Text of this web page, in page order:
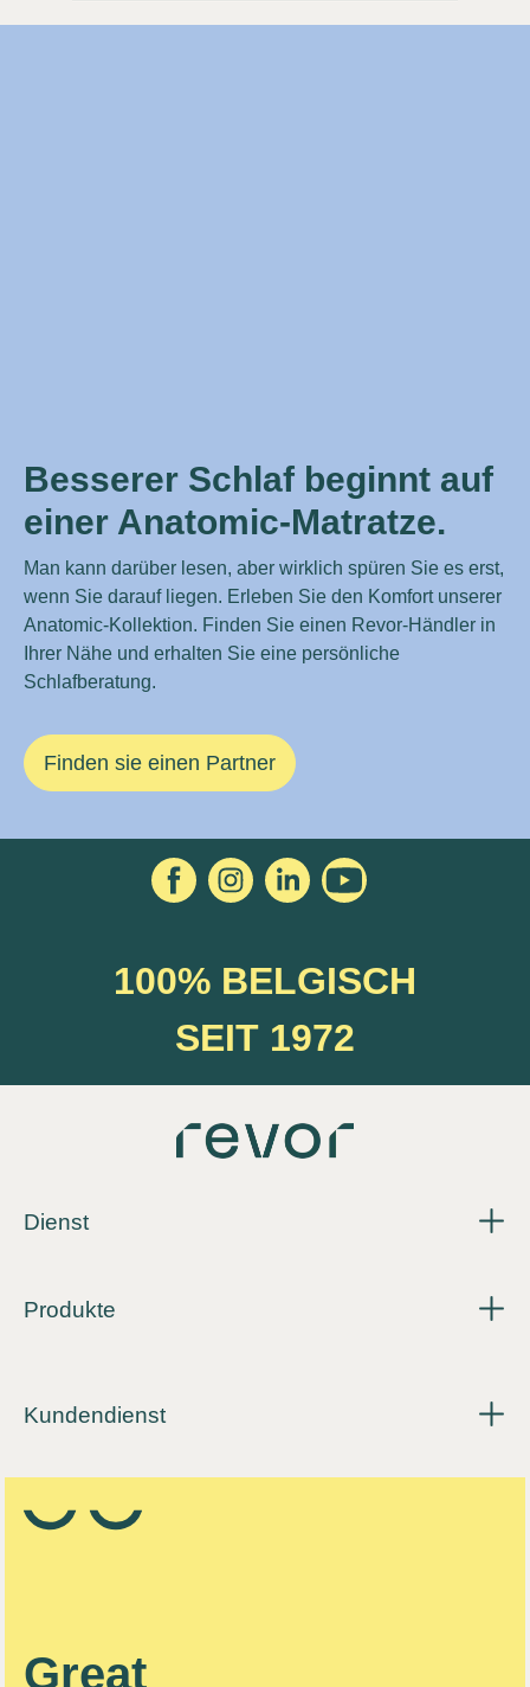
Besserer Schlaf beginnt auf
einer Anatomic-Matratze.
Man kann darüber lesen, aber wirklich spüren Sie es erst,
wenn Sie darauf liegen. Erleben Sie den Komfort unserer
Anatomic-Kollektion. Finden Sie einen Revor-Händler in
Ihrer Nähe und erhalten Sie eine persönliche
Schlafberatung.
Finden sie einen Partner
100% BELGISCH
SEIT 1972
Dienst
Produkte
Kundendienst
Great